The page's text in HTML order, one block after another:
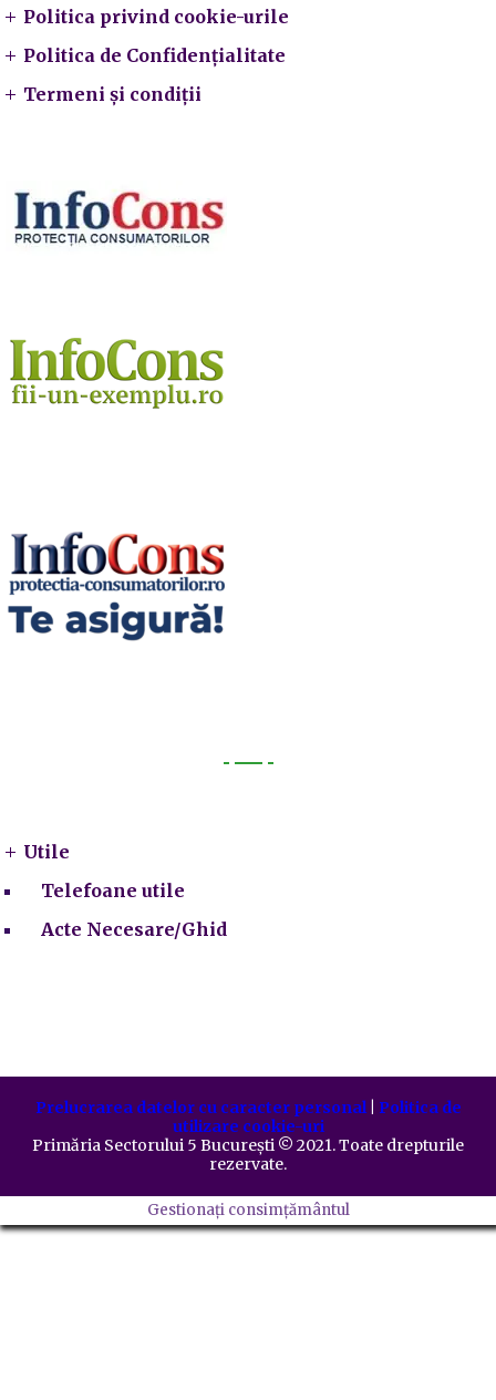
Politica privind cookie-urile
Politica de Confidențialitate
Termeni și condiții
Utile
Telefoane utile
Acte Necesare/Ghid
Prelucrarea datelor cu caracter personal| Politica de
utilizare cookie-uri
Primăria Sectorului 5 București ©️ 2021. Toate drepturile
rezervate.
Gestionați consimțământul